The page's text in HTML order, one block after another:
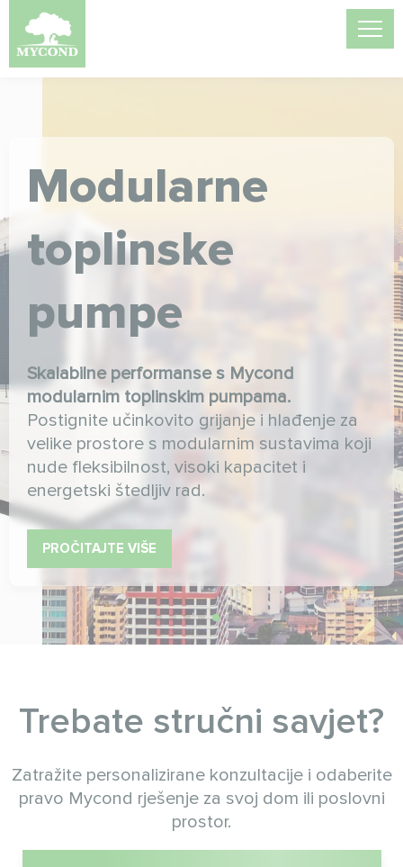
Modularne
toplinske
pumpe
Skalabilne performanse s Mycond
modularnim toplinskim pumpama.
Postignite učinkovito grijanje i hlađenje za
velike prostore s modularnim sustavima koji
nude fleksibilnost, visoki kapacitet i
energetski štedljiv rad.
PROČITAJTE VIŠE
Trebate stručni savjet?
Zatražite personalizirane konzultacije i odaberite
pravo Mycond rješenje za svoj dom ili poslovni
prostor.